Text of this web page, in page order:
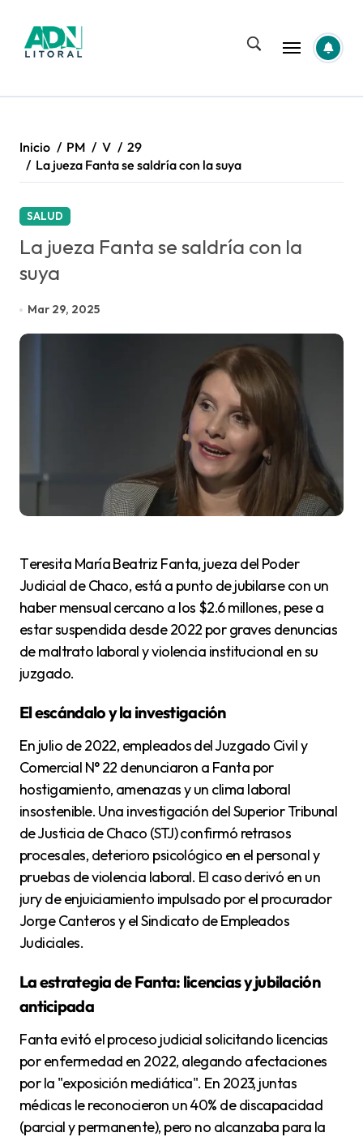
contenido
Inicio PM V
29
La jueza Fanta se saldría con la suya
SALUD
La jueza Fanta se saldría con la
suya
Mar 29, 2025
Teresita María Beatriz Fanta, jueza del Poder
Judicial de Chaco, está a punto de jubilarse con un
haber mensual cercano a los $2.6 millones, pese a
estar suspendida desde 2022 por graves denuncias
de maltrato laboral y violencia institucional en su
juzgado.
El escándalo y la investigación
En julio de 2022, empleados del Juzgado Civil y
Comercial N° 22 denunciaron a Fanta por
hostigamiento, amenazas y un clima laboral
insostenible. Una investigación del Superior Tribunal
de Justicia de Chaco (STJ) confirmó retrasos
procesales, deterioro psicológico en el personal y
pruebas de violencia laboral. El caso derivó en un
jury de enjuiciamiento impulsado por el procurador
Jorge Canteros y el Sindicato de Empleados
Judiciales.
La estrategia de Fanta: licencias y jubilación
anticipada
Fanta evitó el proceso judicial solicitando licencias
por enfermedad en 2022, alegando afectaciones
por la "exposición mediática". En 2023, juntas
médicas le reconocieron un 40% de discapacidad
(parcial y permanente), pero no alcanzaba para la